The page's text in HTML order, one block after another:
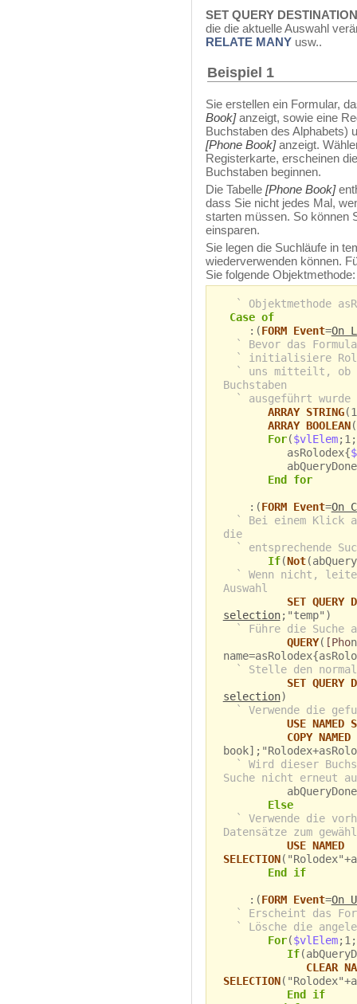
SET QUERY DESTINATION
die die aktuelle Auswahl
RELATE MANY usw..
Beispiel 1
Sie erstellen ein Formular,
Book]anzeigt, sowie eine
Buchstaben des Alphabets)
[Phone Book]anzeigt.
Registerkarte, erscheinen
Buchstaben beginnen.
Die Tabelle [Phone Book]
dass Sie nicht jedes Mal,
starten müssen. So können
einsparen.
Sie legen die Suchläufe in
wiederverwenden können.
Sie folgende Objektmethode:
` Objektmethode
Case of
:(FORM Event=On
` Bevor das
` initialisiere
` uns mitteilt, ob
Buchstaben
` ausgeführt
ARRAY STRING
ARRAY BOOLEAN(
For($vlElem
asRolodex{
End for
:(FORM Event=On
` Bei einem Klick
die
` entsprechende
If(Not
` Wenn nicht, leite
Auswahl
SET QUERY
selection;"temp")
` Führe die Suche
QUERY( [Pho
` Stelle den
SET QUERY
selection)
` Verwende die
USE NAMED
COPY
` Wird dieser
Suche nicht erneut
Else
` Verwende die
Datensätze zum
USE NAMED
SELECTION
End if
:(FORM Event=On
` Erscheint das
` Lösche die
For($vlElem
If
CLEAR
SELECTION
End if